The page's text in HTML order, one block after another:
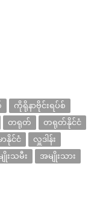
ကိုရိုနာဗိုင်းရပ်စ်
တရုတ်
တရုတ်နိုင်ငံ
ာနိုင်ငံ
လှူဒါန်း
းသမီး အမျိုးသား